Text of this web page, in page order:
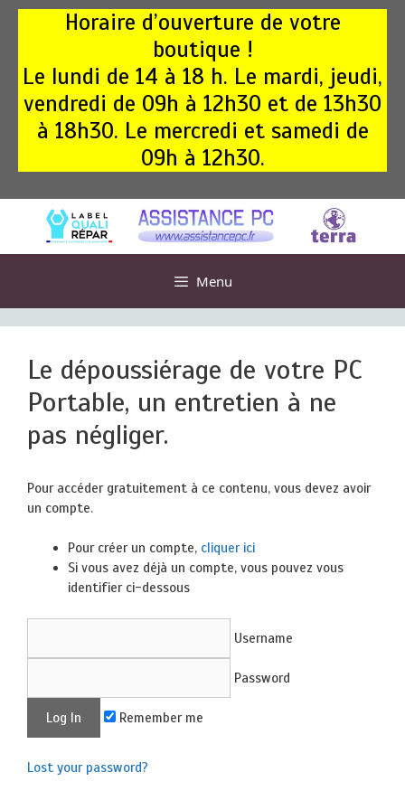
Aller
Horaire d’ouverture de votre
boutique !
Le lundi de 14 à 18 h. Le mardi, jeudi,
vendredi de 09h à 12h30 et de 13h30
à 18h30. Le mercredi et samedi de
09h à 12h30.
Menu
Le dépoussiérage de votre PC
Portable, un entretien à ne
pas négliger.
Pour accéder gratuitement à ce contenu, vous devez avoir
un compte.
Pour créer un compte, cliquer ici
Si vous avez déjà un compte, vous pouvez vous
identifier ci-dessous
Username
Password
Remember me
Lost your password?